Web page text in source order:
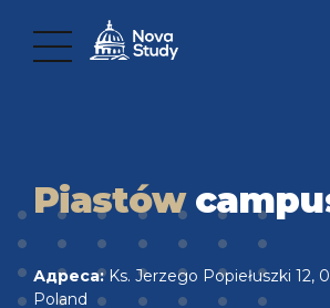
Piastów
Адреса: Ks. Jerzego Popiełuszki 12,
Poland